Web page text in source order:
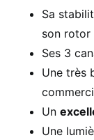
Sa
son rotor
Ses 3
Une très
Un
Une